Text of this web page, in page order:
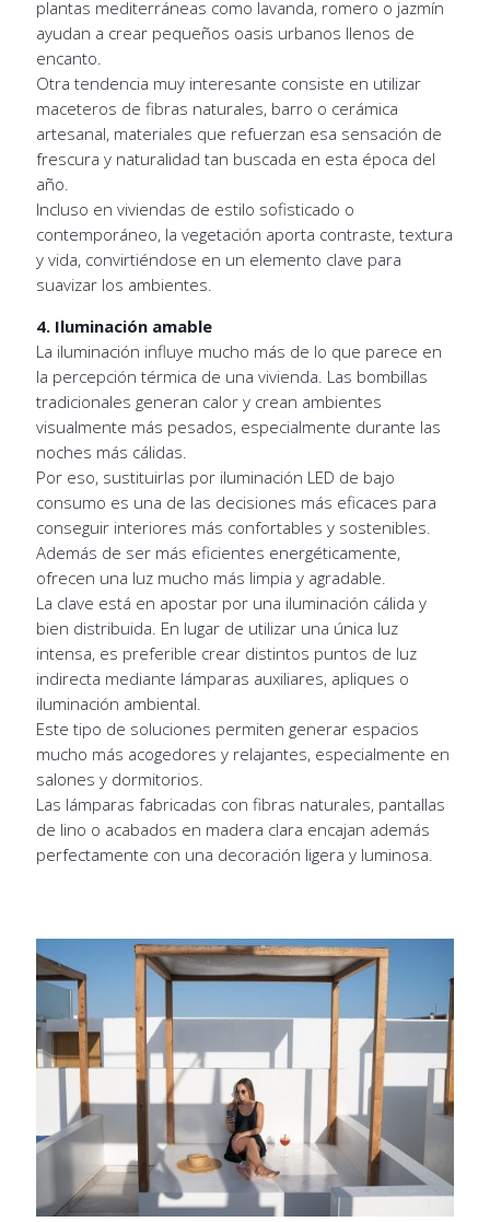
plantas mediterráneas como lavanda, romero o jazmín
ayudan a crear pequeños oasis urbanos llenos de
encanto.
Otra tendencia muy interesante consiste en utilizar
maceteros de fibras naturales, barro o cerámica
artesanal, materiales que refuerzan esa sensación de
frescura y naturalidad tan buscada en esta época del
año.
Incluso en viviendas de estilo sofisticado o
contemporáneo, la vegetación aporta contraste, textura
y vida, convirtiéndose en un elemento clave para
suavizar los ambientes.
4. Iluminación amable
La iluminación influye mucho más de lo que parece en
la percepción térmica de una vivienda. Las bombillas
tradicionales generan calor y crean ambientes
visualmente más pesados, especialmente durante las
noches más cálidas.
Por eso, sustituirlas por iluminación LED de bajo
consumo es una de las decisiones más eficaces para
conseguir interiores más confortables y sostenibles.
Además de ser más eficientes energéticamente,
ofrecen una luz mucho más limpia y agradable.
La clave está en apostar por una iluminación cálida y
bien distribuida. En lugar de utilizar una única luz
intensa, es preferible crear distintos puntos de luz
indirecta mediante lámparas auxiliares, apliques o
iluminación ambiental.
Este tipo de soluciones permiten generar espacios
mucho más acogedores y relajantes, especialmente en
salones y dormitorios.
Las lámparas fabricadas con fibras naturales, pantallas
de lino o acabados en madera clara encajan además
perfectamente con una decoración ligera y luminosa.